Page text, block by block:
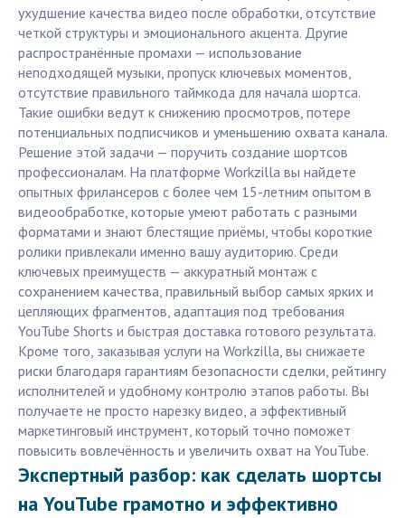
ухудшение качества видео после обработки, отсутствие
четкой структуры и эмоционального акцента. Другие
распространённые промахи — использование
неподходящей музыки, пропуск ключевых моментов,
отсутствие правильного таймкода для начала шортса.
Такие ошибки ведут к снижению просмотров, потере
потенциальных подписчиков и уменьшению охвата канала.
Решение этой задачи — поручить создание шортсов
профессионалам. На платформе Workzilla вы найдете
опытных фрилансеров с более чем 15-летним опытом в
видеообработке, которые умеют работать с разными
форматами и знают блестящие приёмы, чтобы короткие
ролики привлекали именно вашу аудиторию. Среди
ключевых преимуществ — аккуратный монтаж с
сохранением качества, правильный выбор самых ярких и
цепляющих фрагментов, адаптация под требования
YouTube Shorts и быстрая доставка готового результата.
Кроме того, заказывая услуги на Workzilla, вы снижаете
риски благодаря гарантиям безопасности сделки, рейтингу
исполнителей и удобному контролю этапов работы. Вы
получаете не просто нарезку видео, а эффективный
маркетинговый инструмент, который точно поможет
повысить вовлечённость и увеличить охват на YouTube.
Экспертный разбор: как сделать шортсы
на YouTube грамотно и эффективно